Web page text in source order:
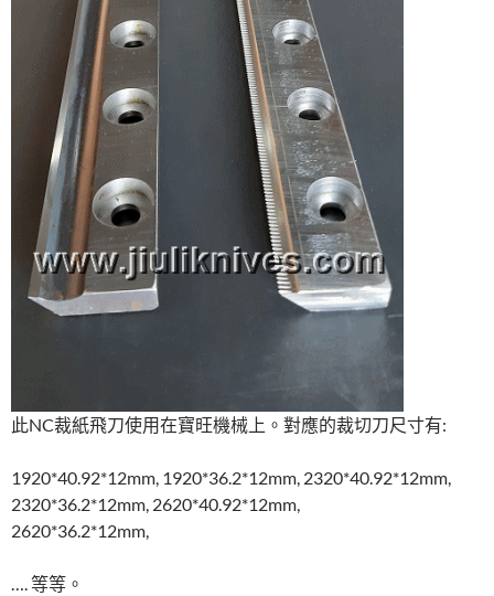
此NC裁紙飛刀使用在寶旺機械上。對應的裁切刀尺寸有:
1920*40.92*12mm, 1920*36.2*12mm, 2320*40.92*12mm,
2320*36.2*12mm, 2620*40.92*12mm,
2620*36.2*12mm,
…. 等等。